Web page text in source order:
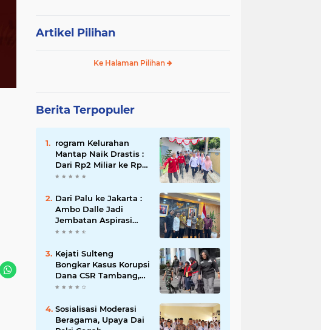
Artikel Pilihan
Ke Halaman Pilihan
Berita Terpopuler
rogram Kelurahan
Mantap Naik Drastis :
Dari Rp2 Miliar ke Rp5
Miliar, Tiap Kelurahan
Juta
Dari Palu ke Jakarta :
Ambo Dalle Jadi
Jembatan Aspirasi
Mahasiswa untuk Presiden
Kejati Sulteng
Bongkar Kasus Korupsi
Dana CSR Tambang,
Sekdes Tamainusi Ikut
Sosialisasi Moderasi
Beragama, Upaya Dai